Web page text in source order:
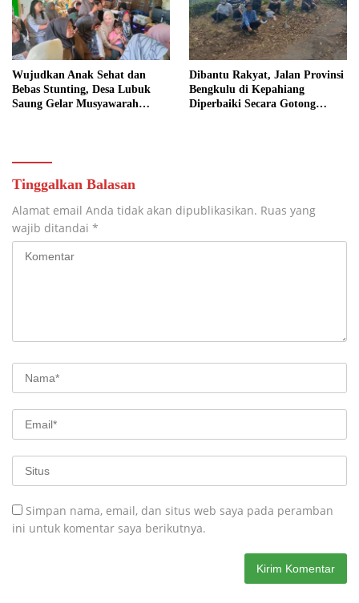
Wujudkan Anak Sehat dan
Bebas Stunting, Desa Lubuk
Saung Gelar Musyawarah
Dibantu Rakyat, Jalan Provinsi
Bengkulu di Kepahiang
Diperbaiki Secara Gotong
Tinggalkan Balasan
Alamat email Anda tidak akan dipublikasikan. Ruas yang
wajib ditandai *
Simpan nama, email, dan situs web saya pada peramban
ini untuk komentar saya berikutnya.